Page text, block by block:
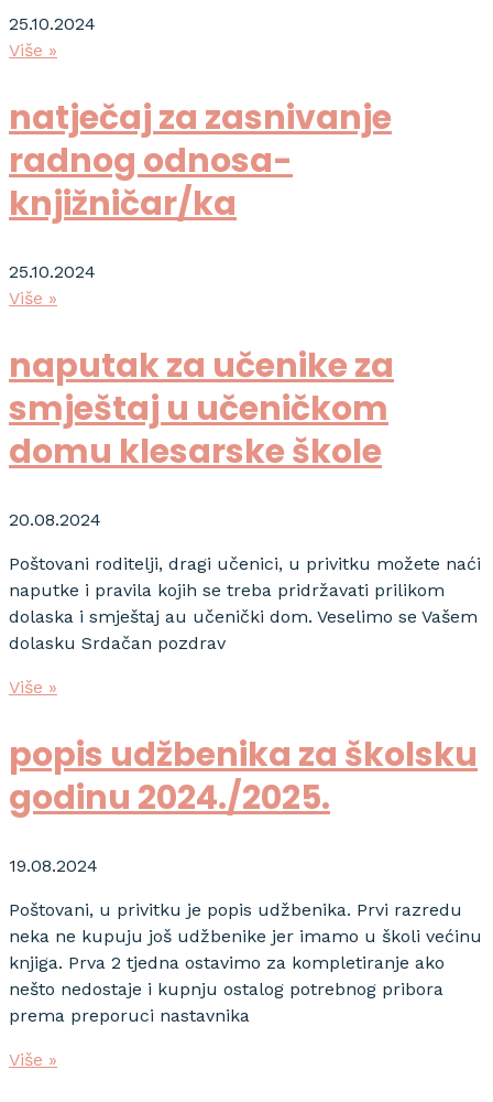
25.10.2024
Više »
natječaj za zasnivanje
radnog odnosa-
knjižničar/ka
25.10.2024
Više »
naputak za učenike za
smještaj u učeničkom
domu klesarske škole
20.08.2024
Poštovani roditelji, dragi učenici, u privitku možete naći
naputke i pravila kojih se treba pridržavati prilikom
dolaska i smještaj au učenički dom. Veselimo se Vašem
dolasku Srdačan pozdrav
Više »
popis udžbenika za školsku
godinu 2024./2025.
19.08.2024
Poštovani, u privitku je popis udžbenika. Prvi razredu
neka ne kupuju još udžbenike jer imamo u školi većinu
knjiga. Prva 2 tjedna ostavimo za kompletiranje ako
nešto nedostaje i kupnju ostalog potrebnog pribora
prema preporuci nastavnika
Više »